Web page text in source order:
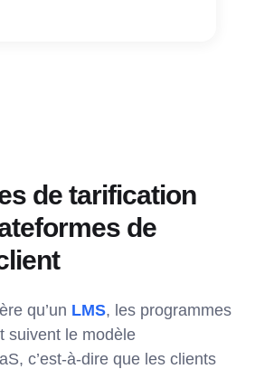
de tarification
de
qu’un LMS, les programmes
suivent le modèle
c’est-à-dire que les clients